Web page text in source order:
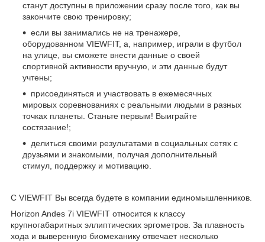
станут доступны в приложении сразу после того, как вы
закончите свою тренировку;
если вы занимались не на тренажере,
оборудованном VIEWFIT, а, например, играли в футбол
на улице, вы сможете внести данные о своей
спортивной активности вручную, и эти данные будут
учтены;
присоединяться и участвовать в ежемесячных
мировых соревнованиях с реальными людьми в разных
точках планеты. Станьте первым! Выиграйте
состязание!;
делиться своими результатами в социальных сетях с
друзьями и знакомыми, получая дополнительный
стимул, поддержку и мотивацию.
С VIEWFIT Вы всегда будете в компании единомышленников.
Horizon Andes 7i VIEWFIT относится к классу
крупногабаритных эллиптических эргометров. За плавность
хода и выверенную биомеханику отвечает несколько